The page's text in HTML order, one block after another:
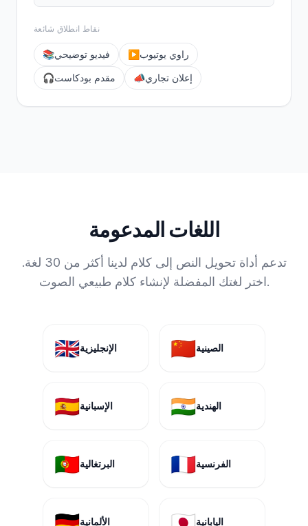
نقاط انطلاق شائعة
📚فيديو توضيحي ▶️ راوي يوتيوب
🎧مقدم بودكاست 📣إعلان تجاري
اللغات المدعومة
تدعم أداة تحويل النص إلى كلام لدينا أكثر من 30 لغة.
اختر لغتك المفضلة لإنشاء كلام طبيعي الصوت.
🇬🇧الإنجليزية 🇨🇳الصينية
🇪🇸الإسبانية 🇮🇳الهندية
🇵🇹البرتغالية 🇫🇷الفرنسية
الألمانية اليابانية